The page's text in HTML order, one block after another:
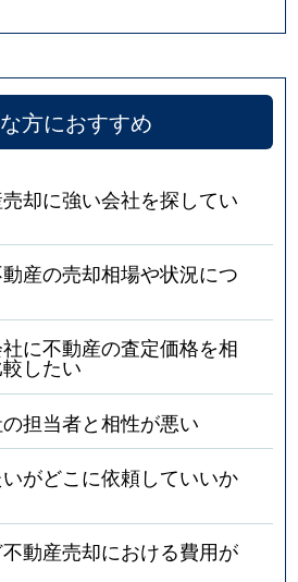
方におすすめ
却に強い会社を探してい
産の売却相場や状況につ
に不動産の査定価格を相
したい
担当者と相性が悪い
がどこに依頼していいか
動産売却における費用が